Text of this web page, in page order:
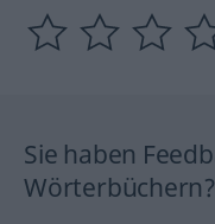
Sie haben
Wörterbüchern?